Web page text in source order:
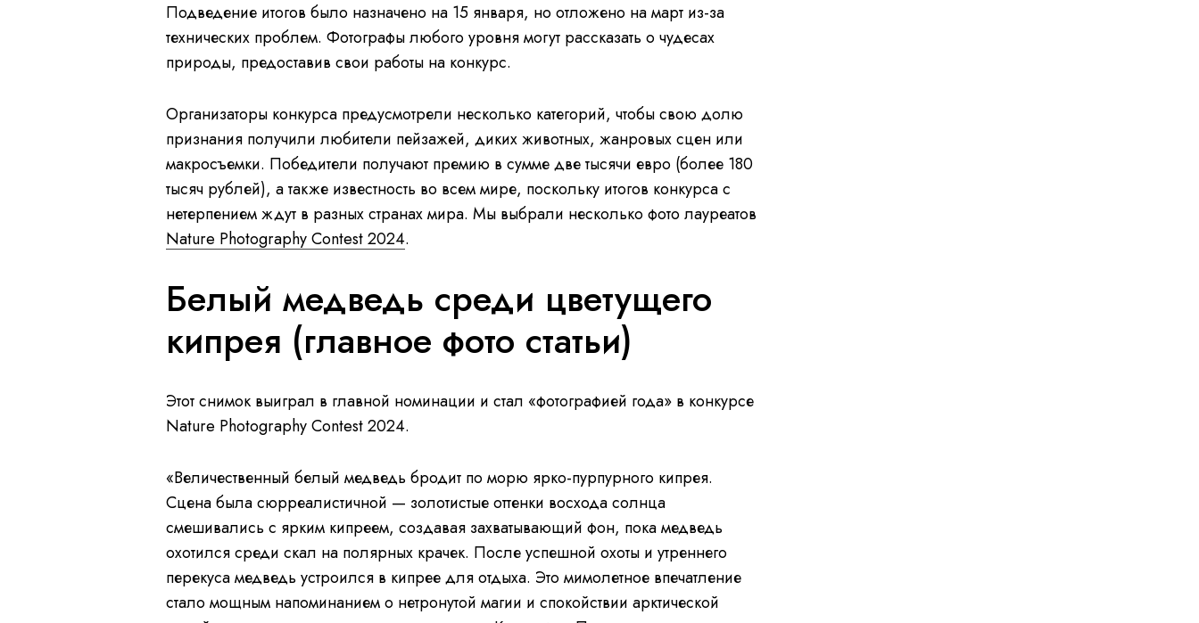
Подведение итогов было назначено на 15 января, но отложено на март из-за
технических проблем. Фотографы любого уровня могут рассказать о чудесах
природы, предоставив свои работы на конкурс.
Организаторы конкурса предусмотрели несколько категорий, чтобы свою долю
признания получили любители пейзажей, диких животных, жанровых сцен или
макросъемки. Победители получают премию в сумме две тысячи евро (более 180
тысяч рублей), а также известность во всем мире, поскольку итогов конкурса с
нетерпением ждут в разных странах мира. Мы выбрали несколько фото лауреатов
Nature Photography Contest 2024.
Белый медведь среди цветущего
кипрея (главное фото статьи)
Этот снимок выиграл в главной номинации и стал «фотографией года» в конкурсе
Nature Photography Contest 2024.
«Величественный белый медведь бродит по морю ярко-пурпурного кипрея.
Сцена была сюрреалистичной — золотистые оттенки восхода солнца
смешивались с ярким кипреем, создавая захватывающий фон, пока медведь
охотился среди скал на полярных крачек. После успешной охоты и утреннего
перекуса медведь устроился в кипрее для отдыха. Это мимолетное впечатление
стало мощным напоминанием о нетронутой магии и спокойствии арктической